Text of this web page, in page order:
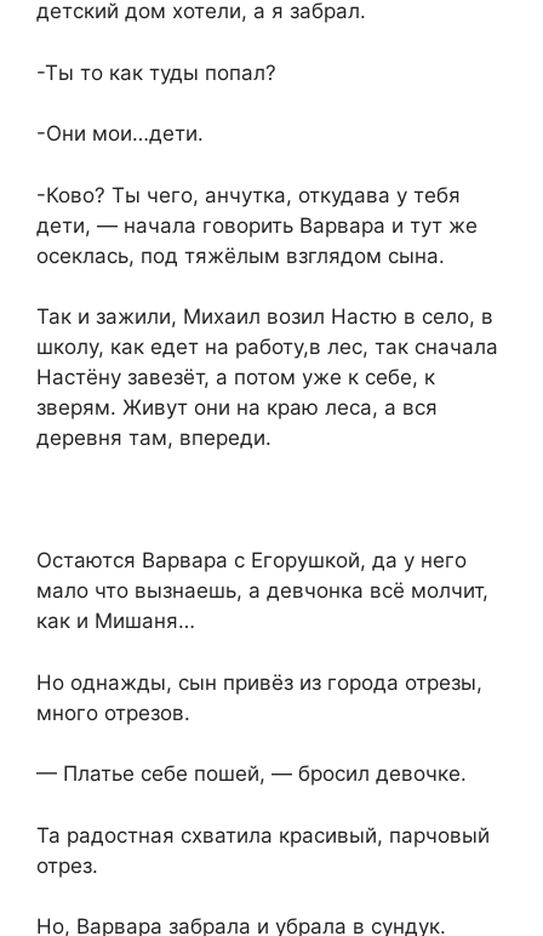
детский дом хотели, а я забрал.
-Ты то как туды попал?
-Они мои…дети.
-Ково? Ты чего, анчутка, откудава у тебя
дети, — начала говорить Варвара и тут же
осеклась, под тяжёлым взглядом сына.
Так и зажили, Михаил возил Настю в село, в
школу, как едет на работу,в лес, так сначала
Настёну завезёт, а потом уже к себе, к
зверям. Живут они на краю леса, а вся
деревня там, впереди.
Остаются Варвара с Егорушкой, да у него
мало что вызнаешь, а девчонка всё молчит,
как и Мишаня…
Но однажды, сын привёз из города отрезы,
много отрезов.
— Платье себе пошей, — бросил девочке.
Та радостная схватила красивый, парчовый
отрез.
Но, Варвара забрала и убрала в сундук.